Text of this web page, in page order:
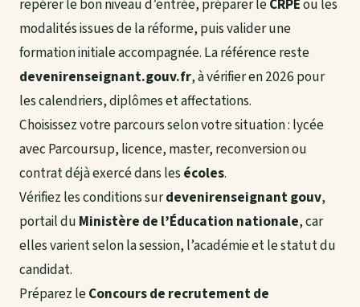
repérer le bon niveau d’entrée, préparer leCRPEou les
modalités issues de la réforme, puis valider une
formation initiale accompagnée. La référence reste
devenirenseignant.gouv.fr, à vérifier en 2026 pour
les calendriers, diplômes et affectations.
Choisissez votre parcours selon votre situation : lycée
avec Parcoursup, licence, master, reconversion ou
contrat déjà exercé dans lesécoles.
Vérifiez les conditions surdevenirenseignant gouv,
portail du Ministère de l’Éducation nationale, car
elles varient selon la session, l’académie et le statut du
candidat.
Préparez leConcours de recrutement de